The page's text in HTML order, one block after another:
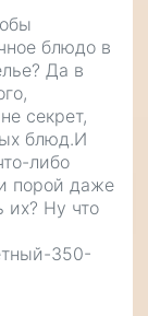
блюдо в
Да в
секрет,
блюд.И
либо
порой даже
их? Ну что
350-